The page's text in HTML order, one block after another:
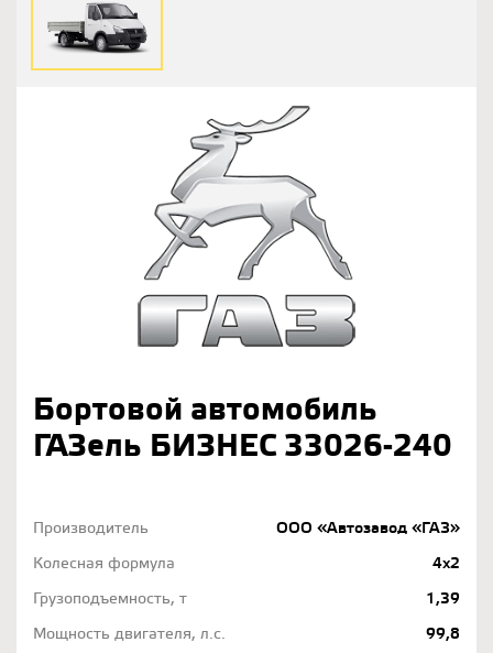
Бортовой автомобиль
ГАЗель БИЗНЕС 33026-240
Производитель
ООО «Автозавод «ГАЗ»
Колесная формула
4x2
Грузоподъемность, т
1,39
Мощность двигателя, л.с.
99,8